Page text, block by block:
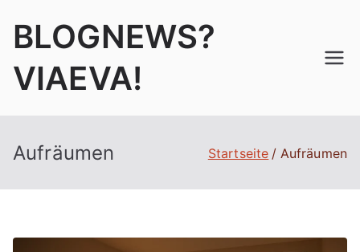
InhaltBLOGNEWS?
VIAEVA!
Aufräumen Startseite Aufräumen